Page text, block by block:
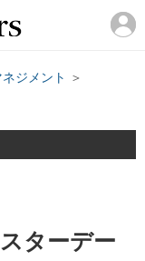
ジメント
＞
ターデー